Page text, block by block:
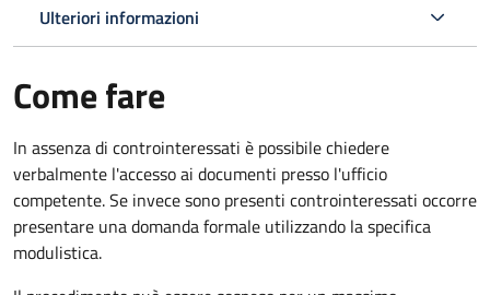
Ulteriori informazioni
Come fare
In assenza di controinteressati è possibile chiedere
verbalmente l'accesso ai documenti presso l'ufficio
competente. Se invece sono presenti controinteressati occorre
presentare una domanda formale utilizzando la specifica
modulistica.